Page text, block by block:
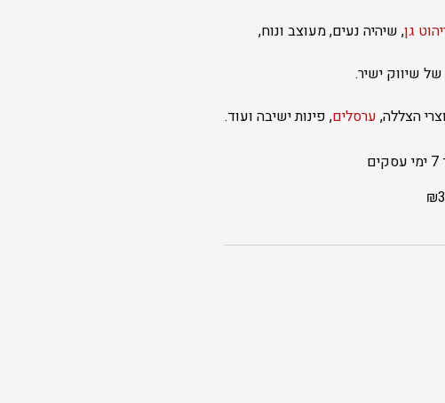
גן, שיהיה נעים, מעוצב ונוח,
שיווק ישיר.
הצללה, ערסלים, פינות ישיבה ועוד.
₪